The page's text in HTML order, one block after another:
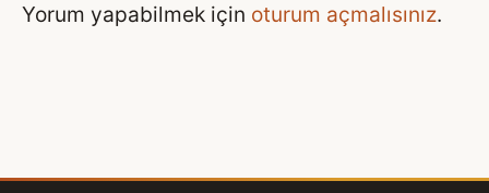
Yorum yapabilmek için oturum açmalısınız.